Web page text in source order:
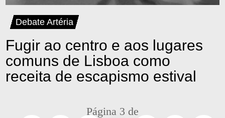
Fugir ao centro e aos lugares
comuns de Lisboa como
receita de escapismo estival
Debate Artéria
Página 3 de